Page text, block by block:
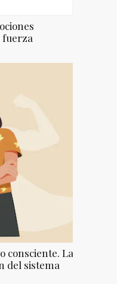
fuerza
consciente. Las
del sistema